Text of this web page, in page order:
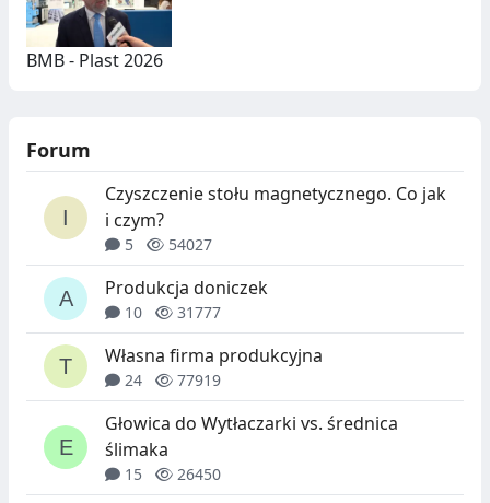
BMB - Plast 2026
Forum
Czyszczenie stołu magnetycznego. Co jak
i czym?
5 54027
Produkcja doniczek
10 31777
Własna firma produkcyjna
24 77919
Głowica do Wytłaczarki vs. średnica
ślimaka
15 26450